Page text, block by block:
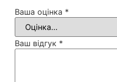
Ваша оцінка *
Ваш відгук *